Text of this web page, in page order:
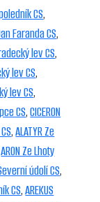
CS,
Faranda CS,
lev CS,
lev CS,
lev CS,
CS,CICERON
,ALATYR Ze
ARON Ze Lhoty
údolí CS,
CS,AREKUS